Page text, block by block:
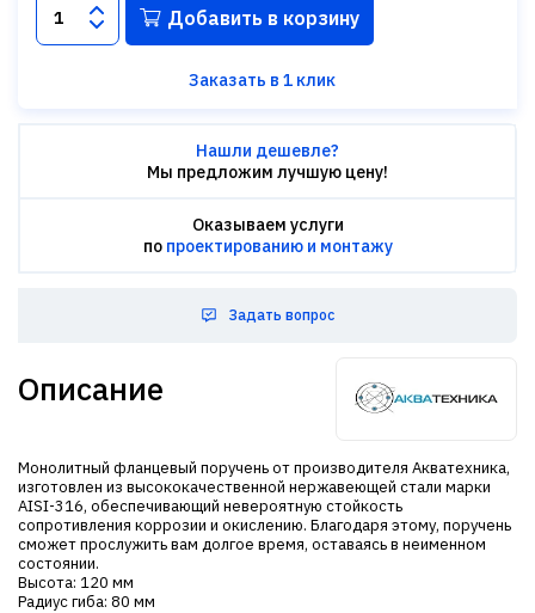
Добавить в корзину
Заказать в 1 клик
Нашли дешевле?
Мы предложим лучшую цену!
Оказываем услуги
по проектированию и монтажу
Задать вопрос
Описание
Монолитный фланцевый поручень от производителя Акватехника,
изготовлен из высококачественной нержавеющей стали марки
AISI-316, обеспечивающий невероятную стойкость
сопротивления коррозии и окислению. Благодаря этому, поручень
сможет прослужить вам долгое время, оставаясь в неименном
состоянии.
Высота: 120 мм
Радиус гиба: 80 мм